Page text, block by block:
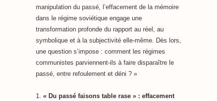
manipulation du passé, l’effacement de la mémoire
dans le régime soviétique engage une
transformation profonde du rapport au réel, au
symbolique et à la subjectivité elle-même. Dès lors,
une question s’impose : comment les régimes
communistes parviennent-ils à faire disparaître le
passé, entre refoulement et déni ? »
1. « Du passé faisons table rase » : effacement